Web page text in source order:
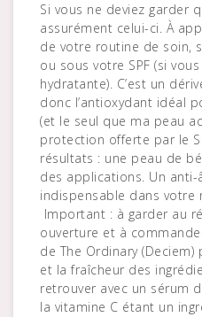
Si vous ne deviez garder
assurément celui-ci. À
de votre routine de soin,
ou sous votre SPF (si
hydratante). C’est un
donc l’antioxydant idéal
(et le seul que ma peau
protection offerte par le
résultats : une peau de
des applications. Un
indispensable dans votre
Important : à garder au
ouverture et à
de The Ordinary (Deciem)
et la fraîcheur des
retrouver avec un sérum
la vitamine C étant un